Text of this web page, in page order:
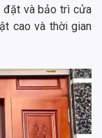
đặt và bảo trì cửa
cao và thời gian